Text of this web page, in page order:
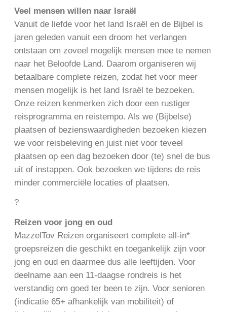
Veel mensen willen naar Israël
Vanuit de liefde voor het land Israël en de Bijbel is
jaren geleden vanuit een droom het verlangen
ontstaan om zoveel mogelijk mensen mee te nemen
naar het Beloofde Land. Daarom organiseren wij
betaalbare complete reizen, zodat het voor meer
mensen mogelijk is het land Israël te bezoeken.
Onze reizen kenmerken zich door een rustiger
reisprogramma en reistempo. Als we (Bijbelse)
plaatsen of bezienswaardigheden bezoeken kiezen
we voor reisbeleving en juist niet voor teveel
plaatsen op een dag bezoeken door (te) snel de bus
uit of instappen. Ook bezoeken we tijdens de reis
minder commerciële locaties of plaatsen.
?
Reizen voor jong en oud
MazzelTov Reizen organiseert complete all-in*
groepsreizen die geschikt en toegankelijk zijn voor
jong en oud en daarmee dus alle leeftijden. Voor
deelname aan een 11-daagse rondreis is het
verstandig om goed ter been te zijn. Voor senioren
(indicatie 65+ afhankelijk van mobiliteit) of